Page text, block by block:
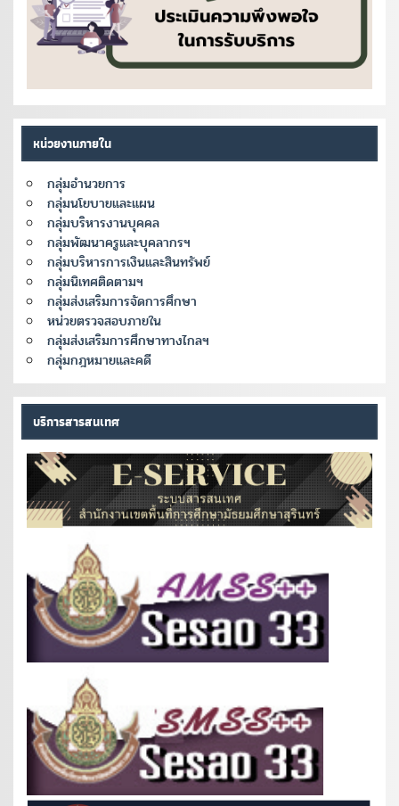
หน่วยงานภายใน
กลุ่มอำนวยการ
กลุ่มนโยบายและแผน
กลุ่มบริหารงานบุคคล
กลุ่มพัฒนาครูและบุคลากรฯ
กลุ่มบริหารการเงินและสินทรัพย์
กลุ่มนิเทศติดตามฯ
กลุ่มส่งเสริมการจัดการศึกษา
หน่วยตรวจสอบภายใน
กลุ่มส่งเสริมการศึกษาทางไกลฯ
กลุ่มกฎหมายและคดี
บริการสารสนเทศ